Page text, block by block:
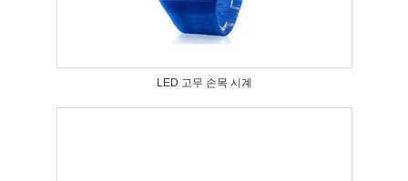
LED 고무 손목 시계